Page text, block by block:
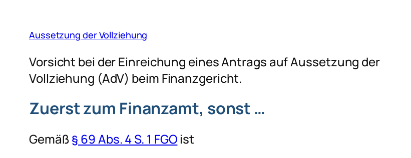
Aussetzung der Vollziehung
Vorsicht bei der Einreichung eines Antrags auf Aussetzung der
Vollziehung (AdV) beim Finanzgericht.
Zuerst zum Finanzamt, sonst …
Gemäß§ 69 Abs. 4 S. 1 FGO ist